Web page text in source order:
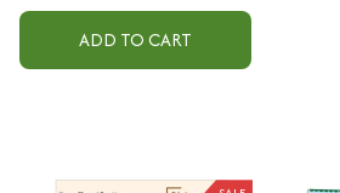
ADD TO CART